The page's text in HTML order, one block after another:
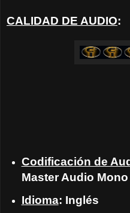
CALIDAD DE AUDIO:
Codificación de
Master Audio Mono
Idioma: Inglés